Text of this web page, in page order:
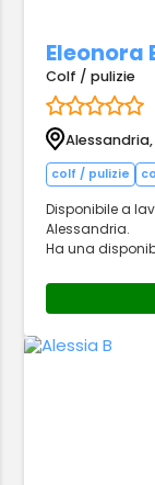
Eleonora
Colf / pulizie
Alessandria,
colf / pulizie
Disponibile a
Alessandria.
Ha una